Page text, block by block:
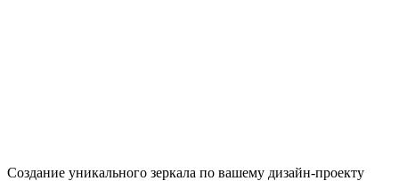
Создание уникального зеркала по вашему дизайн-проекту